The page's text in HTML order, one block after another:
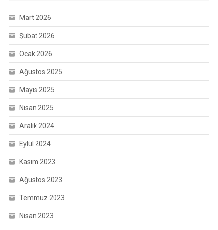
Mart 2026
Şubat 2026
Ocak 2026
Ağustos 2025
Mayıs 2025
Nisan 2025
Aralık 2024
Eylül 2024
Kasım 2023
Ağustos 2023
Temmuz 2023
Nisan 2023